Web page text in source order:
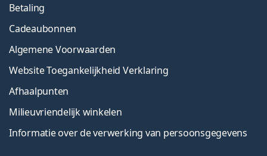
Betaling
Cadeaubonnen
Algemene Voorwaarden
Website Toegankelijkheid Verklaring
Afhaalpunten
Milieuvriendelijk winkelen
Informatie over de verwerking van persoonsgegevens